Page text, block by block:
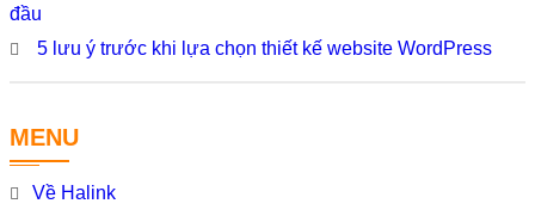
đầu
5 lưu ý trước khi lựa chọn thiết kế website WordPress
MENU
Về Halink